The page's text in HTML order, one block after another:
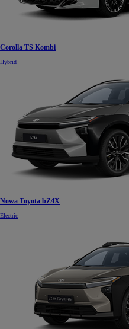
Corolla TS Kombi
Hybrid
Nowa Toyota bZ4X
Electric